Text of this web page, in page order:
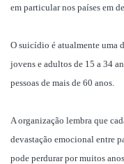
em particular nos países em
O suicídio é atualmente uma
jovens e adultos de 15 a 34
pessoas de mais de 60 anos.
A organização lembra que
devastação emocional entre
pode perdurar por muitos anos.